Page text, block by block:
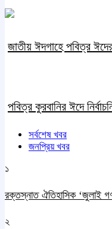
জাতীয় ঈদগাহে পবিত্র
পবিত্র কুরবানির ঈদে
সর্বশেষ খবর
জনপ্রিয় খবর
১
রক্তস্নাত ঐতিহাসিক ‌‘জুলাই
২